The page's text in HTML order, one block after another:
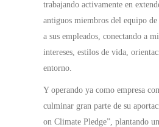
trabajando activamente en
antiguos miembros del equipo
a sus empleados, conectando a
intereses, estilos de vida,
entorno.
Y operando ya como empresa
culminar gran parte de su
on Climate Pledge”, plantando